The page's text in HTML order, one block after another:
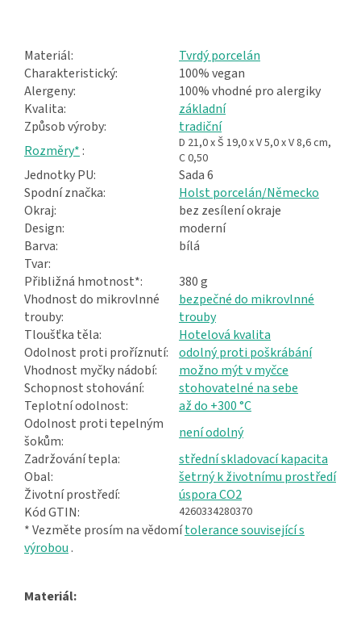
Materiál:
Tvrdý porcelán
Charakteristický:
100% vegan
Alergeny:
100% vhodné pro alergiky
Kvalita:
základní
Způsob výroby:
tradiční
Rozměry* :
D 21,0 x Š 19,0 x V 5,0 x V 8,6 cm,
C 0,50
Jednotky PU:
Sada 6
Spodní značka:
Holst porcelán/Německo
Okraj:
bez zesílení okraje
Design:
moderní
Barva:
bílá
Tvar:
Přibližná hmotnost*:
380 g
Vhodnost do mikrovlnné
trouby:
bezpečné do mikrovlnné
trouby
Tloušťka těla:
Hotelová kvalita
Odolnost proti proříznutí:
odolný proti poškrábání
Vhodnost myčky nádobí:
možno mýt v myčce
Schopnost stohování:
stohovatelné na sebe
Teplotní odolnost:
až do +300 °C
Odolnost proti tepelným
šokům:
není odolný
Zadržování tepla:
střední skladovací kapacita
Obal:
šetrný k životnímu prostředí
Životní prostředí:
úspora CO2
Kód GTIN:
4260334280370
* Vezměte prosím na vědomítolerance související s
výrobou .
Materiál: